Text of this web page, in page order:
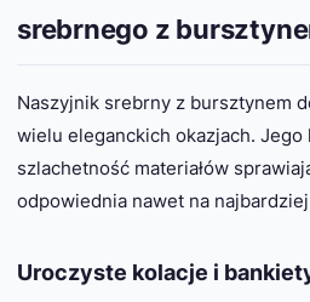
srebrnego z
Naszyjnik srebrny z bursztynem
wielu eleganckich okazjach. Jego
szlachetność materiałów
odpowiednia nawet na
Uroczyste kolacje i